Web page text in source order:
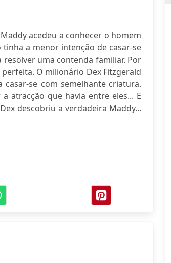
acedeu a conhecer o homem
a menor intenção de casar-se
resolver uma contenda familiar. Por
O milionário Dex Fitzgerald
se com semelhante criatura.
atracção que havia entre eles... E
descobriu a verdadeira Maddy...